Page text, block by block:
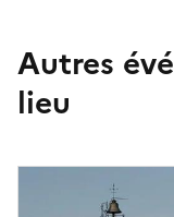
Autres
lieu